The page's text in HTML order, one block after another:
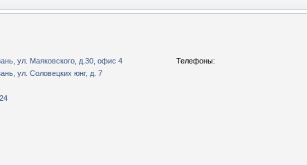
ул. Маяковского, д.30, офис 4 Телефоны:
ул. Соловецких юнг, д. 7